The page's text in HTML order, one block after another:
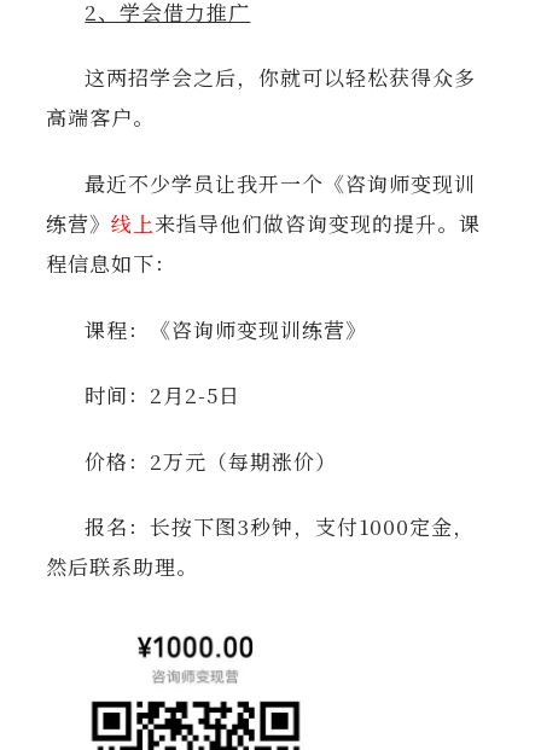
2、学会借力推广
这两招学会之后，你就可以轻松获得众多
高端客户。
最近不少学员让我开一个《咨询师变现训
练营》线上来指导他们做咨询变现的提升。课
程信息如下：
课程：《咨询师变现训练营》
时间：2月2-5日
价格：2万元（每期涨价）
报名：长按下图3秒钟，支付1000定金，
然后联系助理。